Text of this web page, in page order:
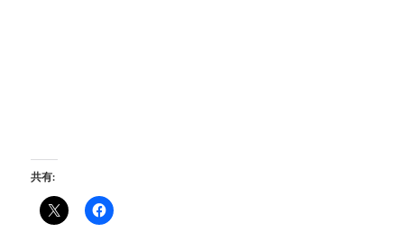
共有: